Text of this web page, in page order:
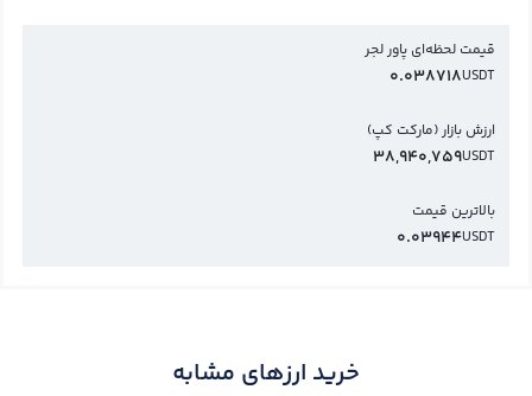
قیمت لحظه‌ای پاور لجر
USDT
0.038718
ارزش بازار (مارکت کپ)
USDT
38,940,759
بالاترین قیمت
USDT
0.03944
خرید ارزهای مشابه